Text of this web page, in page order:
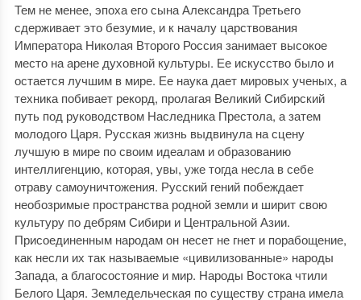
Тем не менее, эпоха его сына Александра Третьего
сдерживает это безумие, и к началу царствования
Императора Николая Второго Россия занимает высокое
место на арене духовной культуры. Ее искусство было и
остается лучшим в мире. Ее наука дает мировых ученых, а
техника побивает рекорд, пролагая Великий Сибирский
путь под руководством Наследника Престола, а затем
молодого Царя. Русская жизнь выдвинула на сцену
лучшую в мире по своим идеалам и образованию
интеллигенцию, которая, увы, уже тогда несла в себе
отраву самоуничтожения. Русский гений побеждает
необозримые пространства родной земли и ширит свою
культуру по дебрям Сибири и Центральной Азии.
Присоединенным народам он несет не гнет и порабощение,
как несли их так называемые «цивилизованные» народы
Запада, а благосостояние и мир. Народы Востока чтили
Белого Царя. Земледельческая по существу страна имела